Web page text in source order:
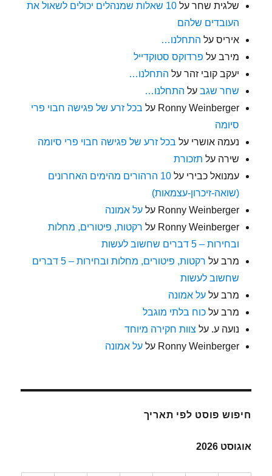
שלגית שחר על
10 שאלות שמנהלים יכולים לשאול את
העובדים שלהם
איריס על התחלנו…
מירב על פרדוקס סטוקדייל
יעקב קובי זהר על התחלנו…
שחר שגב על התחלנו…
Ronny Weinberger על בכל זרע של פגישה חבוי פרי
סיומה
נעמה אושרי על בכל זרע של פגישה חבוי פרי סיומה
שירה על תזכורת
עמנואל כבירי על
10 הרהורים מהימים האחרונים
(שואה-זיכרון-עצמאות)
Ronny Weinberger עלעל אמונה
Ronny Weinberger על רקטות, פיטורים, מחלות
ובחירות – 5 דברים שחשוב לעשות
מרב על
רקטות, פיטורים, מחלות ובחירות – 5 דברים
שחשוב לעשות
מרב עלעל אמונה
מרב עלכוח בלתי מוגבל
נועה ע. על צוות חקירה מיוחד
Ronny Weinberger עלעל אמונה
חיפוש פוסט לפי תאריך
אוגוסט 2026